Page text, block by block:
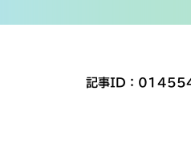
記事ID：